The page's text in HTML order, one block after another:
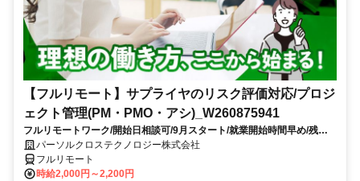
【フルリモート】サプライヤのリスク評価対応/プロジ
ェクト管理(PM・PMO・アシ)_W260875941
フルリモートワーク/開始日相談可/9月スタート/就業開始時間早め/残業
少なめ（10時間以内）
パーソルクロステクノロジー株式会社
フルリモート
時給2,000円～2,200円